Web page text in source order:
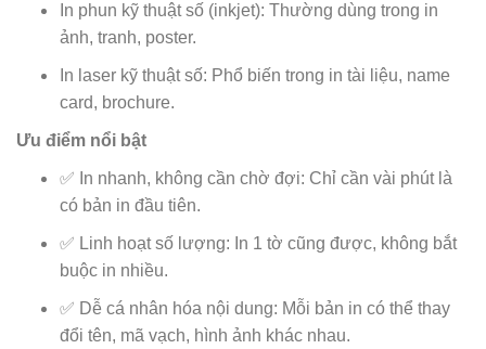
In phun kỹ thuật số (inkjet): Thường dùng trong in
ảnh, tranh, poster.
In laser kỹ thuật số: Phổ biến trong in tài liệu, name
card, brochure.
Ưu điểm nổi bật
✅ In nhanh, không cần chờ đợi: Chỉ cần vài phút là
có bản in đầu tiên.
✅ Linh hoạt số lượng: In 1 tờ cũng được, không bắt
buộc in nhiều.
✅ Dễ cá nhân hóa nội dung: Mỗi bản in có thể thay
đổi tên, mã vạch, hình ảnh khác nhau.